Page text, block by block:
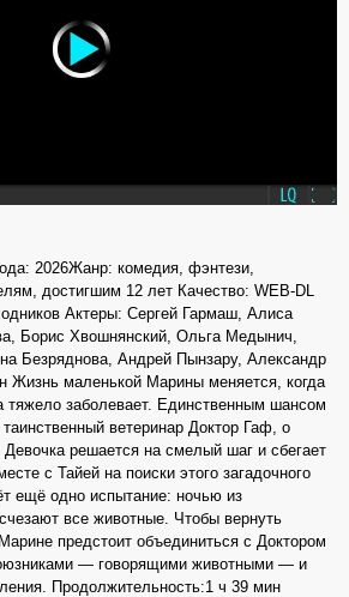
2026Жанр: комедия, фэнтези,
достигшим 12 лет Качество: WEB-DL
Актеры: Сергей Гармаш, Алиса
Борис Хвошнянский, Ольга Медынич,
Безряднова, Андрей Пынзару, Александр
Жизнь маленькой Марины меняется, когда
тяжело заболевает. Единственным шансом
ветеринар Доктор Гаф, о
решается на смелый шаг и сбегает
с Тайей на поиски этого загадочного
ещё одно испытание: ночью из
все животные. Чтобы вернуть
предстоит объединиться с Доктором
— говорящими животными — и
Продолжительность:1 ч 39 мин